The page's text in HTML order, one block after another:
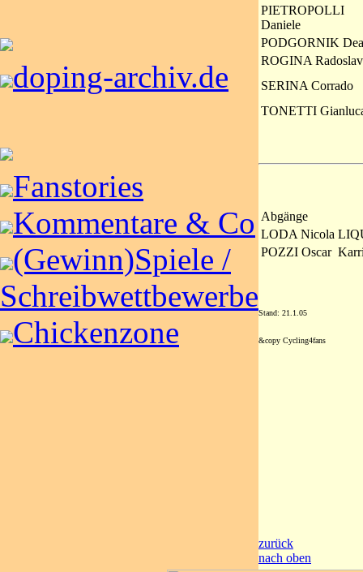
doping-archiv.de
Fanstories
Kommentare & Co
(Gewinn)Spiele /
Schreibwettbewerbe
Chickenzone
PIETROPOLLI
Daniele
PODGORNIK
ROGINA Radoslav
SERINA Corrado
TONETTI
Abgänge
LODA Nicola
POZZI Oscar
Stand: 21.1.05
&copy Cycling4fans
zurück
nach oben